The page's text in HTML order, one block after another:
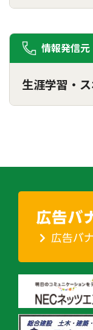
情報発信元
生涯学習・